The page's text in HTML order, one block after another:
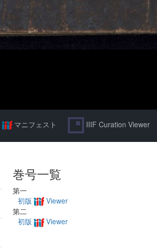
マニフェスト IIIF Curation Viewer
巻号一覧
第一
初版
Viewer
第二
初版
Viewer